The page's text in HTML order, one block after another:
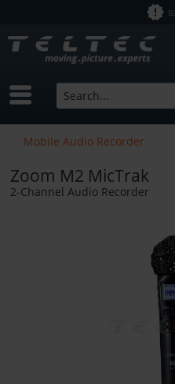
Mobile Audio Recorder
Zoom M2 MicTrak
2-Channel Audio Recorder